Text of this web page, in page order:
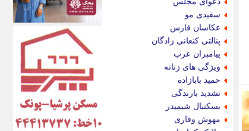
سفیدی مو
عکاسان فارس
پنالتی کنعانی زادگان
پیامبران عرب
ویژگی های زنانه
حمید بابازاده
تشدید بارندگی
بسکتبال شیمیدر
مهوش وقاری
اندیشه قرن
اندیشه معاصر
اندیشه ها
انرژی پرس
ای استخدام
ایتنا
ایراف
ایران آرت
ایران آنلاین
ایران زندگی